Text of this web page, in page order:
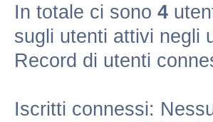
In totale ci sono 4
sugli utenti attivi negli
Record di utenti
Iscritti connessi: